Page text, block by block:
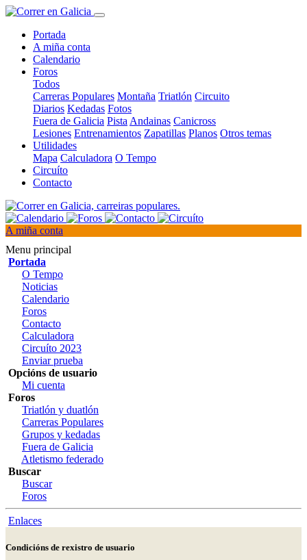
Portada
A miña conta
Calendario
Foros
Todos
Carreras Populares Montaña Triatlón Circuito
Diarios Kedadas Fotos
Fuera de Galicia Pista Andainas Canicross
Lesiones Entrenamientos Zapatillas Planos Otros temas
Utilidades
Mapa Calculadora O Tempo
Circuíto
Contacto
A miña conta
Menu principal
Portada
O Tempo
Noticias
Calendario
Foros
Contacto
Calculadora
Circuíto 2023
Enviar prueba
Opcións de usuario
Mi cuenta
Foros
Triatlón y duatlón
Carreras Populares
Grupos y kedadas
Fuera de Galicia
Atletismo federado
Buscar
Buscar
Foros
Enlaces
Condicións de rexistro de usuario